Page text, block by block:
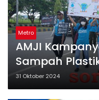
Metro
AMJI
Sampah
31 Oktober 2024